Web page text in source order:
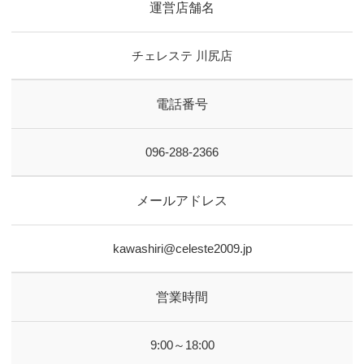
運営店舗名
チェレステ 川尻店
電話番号
096-288-2366
メールアドレス
kawashiri@celeste2009.jp
営業時間
9:00～18:00